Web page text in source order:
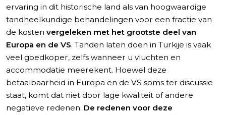
ervaring in dit historische land als van hoogwaardige
tandheelkundige behandelingen voor een fractie van
de kosten vergeleken met het grootste deel van
Europa en de VS. Tanden laten doen in Turkije is vaak
veel goedkoper, zelfs wanneer u vluchten en
accommodatie meerekent. Hoewel deze
betaalbaarheid in Europa en de VS soms ter discussie
staat, komt dat niet door lage kwaliteit of andere
negatieve redenen. De redenen voor deze